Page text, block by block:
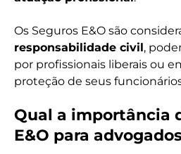
Os Seguros E&O são
responsabilidade civil,
por profissionais liberais ou
proteção de seus
Qual a importância
E&O para